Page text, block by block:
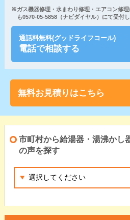
※ガス機器修理・水まわり修理・エアコン修理
も0570-05-5858（ナビダイヤル）にて受付し
通話料無料(グッドライフコール)
電話で相談する
無料お見積りはこちら
市町村から給湯器・湯沸かし
の声を探す